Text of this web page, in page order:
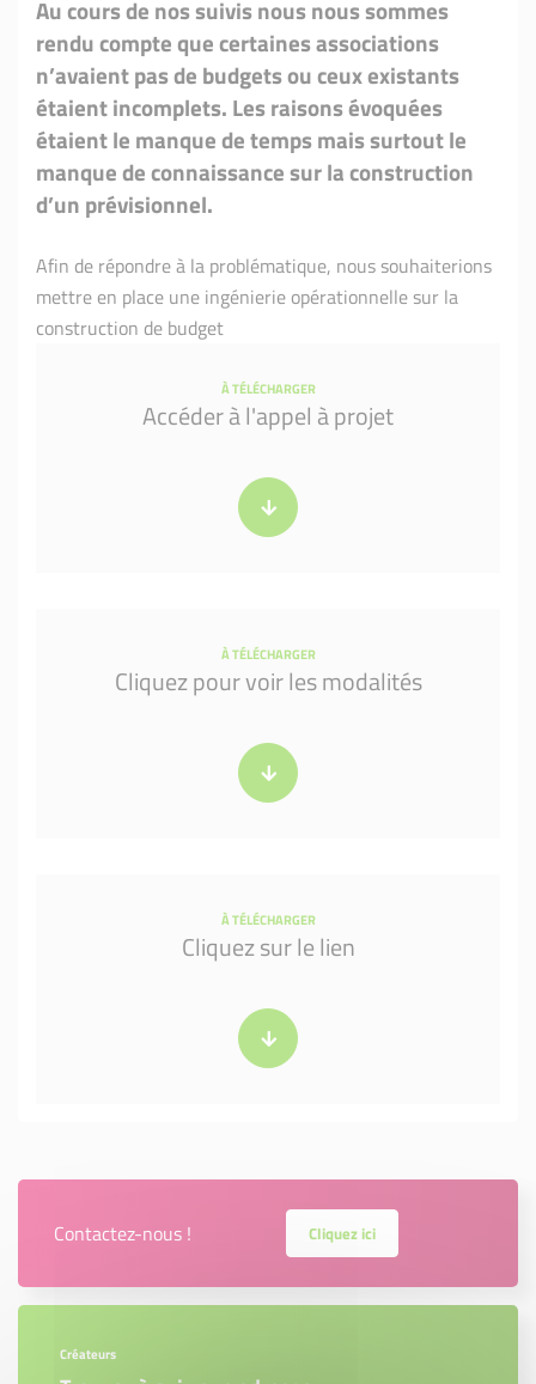
Au cours de nos suivis nous nous sommes
rendu compte que certaines associations
n’avaient pas de budgets ou ceux existants
étaient incomplets. Les raisons évoquées
étaient le manque de temps mais surtout le
manque de connaissance sur la construction
d’un prévisionnel.
Afin de répondre à la problématique, nous souhaiterions
mettre en place une ingénierie opérationnelle sur la
construction de budget
À TÉLÉCHARGER
Accéder à l'appel à projet
À TÉLÉCHARGER
Cliquez pour voir les modalités
À TÉLÉCHARGER
Cliquez sur le lien
Contactez-nous ! Cliquez ici
Créateurs